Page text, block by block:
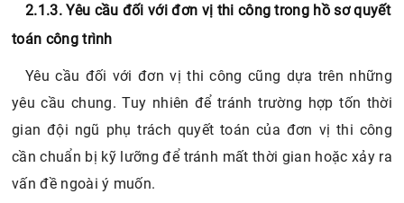
2.1.3. Yêu cầu đối với đơn vị thi công trong hồ sơ quyết
toán công trình
Yêu cầu đối với đơn vị thi công cũng dựa trên những
yêu cầu chung. Tuy nhiên để tránh trường hợp tốn thời
gian đội ngũ phụ trách quyết toán của đơn vị thi công
cần chuẩn bị kỹ lưỡng để tránh mất thời gian hoặc xảy ra
vấn đề ngoài ý muốn.